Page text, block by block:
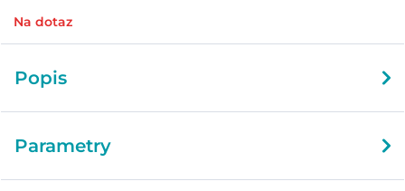
Na dotaz
Popis
Parametry